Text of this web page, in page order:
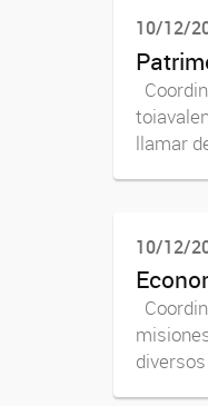
10/12/
llamar
10/12/